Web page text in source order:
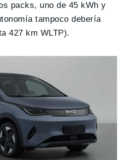
packs, uno de 45 kWh y
tampoco debería
427 km WLTP).